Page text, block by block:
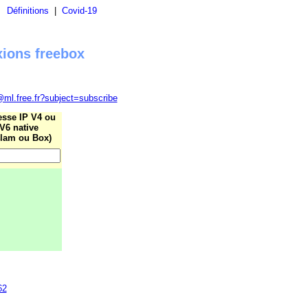
Définitions Covid-19
freebox
IP V4 ou
V6 native
ou Box)